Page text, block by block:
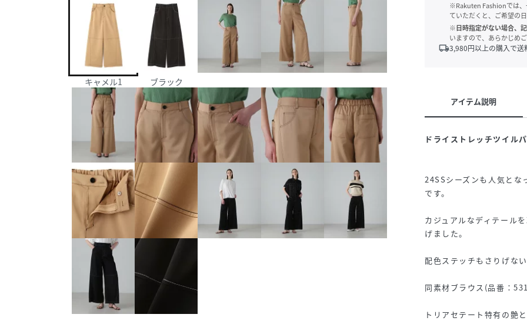
キャメル1 ブラック
※Rakuten Fashionでは、
ていただくと、ご希望の
※日時指定がない場合、
いますので、あらかじめ
local_shipping3,980円以上の購入で送
アイテム説明
ドライストレッチツイル
24SSシーズンも人気とな
です。
カジュアルなディテール
げました。
配色ステッチもさりげな
同素材ブラウス(品番：
トリアセテート特有の艶